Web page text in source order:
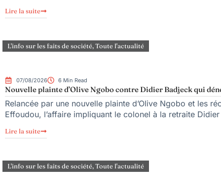
Lire la suite
L'info sur les faits de société,Toute l'actualité
07/08/2026 6 Min Read
Nouvelle plainte d’Olive Ngobo contre Didier Badjeck qui
Relancée par une nouvelle plainte d’Olive Ngobo et les
Effoudou, l’affaire impliquant le colonel à la retraite
Lire la suite
L'info sur les faits de société,Toute l'actualité